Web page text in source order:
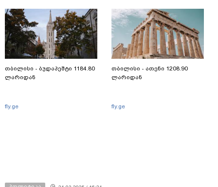
თბილისი - ბუდაპეშტი 1184.80
ლარიდან
fly.ge
თბილისი - ათენი 1208.90
ლარიდან
fly.ge